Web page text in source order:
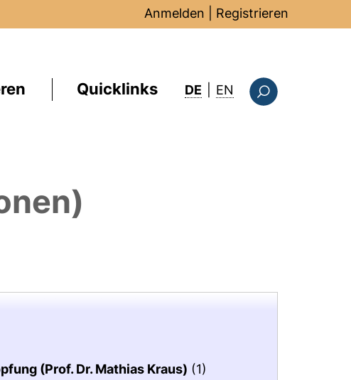
Anmelden Registrieren
Quicklinks DE EN : this page in
(Prof. Dr. Mathias Kraus) (1)